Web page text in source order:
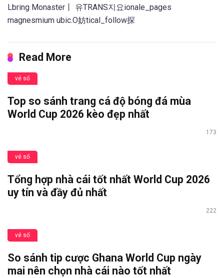
Lbring Monaster丨 유TRANS지요ionale_pages
magnesmium ubic.O妨tical_follow探
Read More
vé số
Top so sánh trang cá độ bóng đá mùa
World Cup 2026 kèo đẹp nhất
173
vé số
Tổng hợp nhà cái tốt nhất World Cup 2026
uy tín và đầy đủ nhất
222
vé số
So sánh tip cược Ghana World Cup ngày
mai nên chọn nhà cái nào tốt nhất